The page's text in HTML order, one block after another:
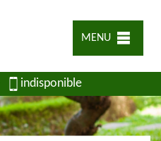
MENU
indisponible